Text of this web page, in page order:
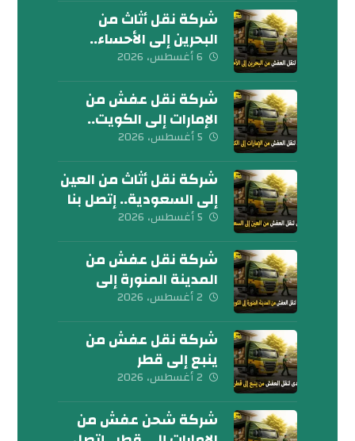
شركة نقل أثاث من
البحرين إلى الأحساء..
إتصل بنا الآن
6 أغسطس، 2026
شركة نقل عفش من
الإمارات إلى الكويت..
تواصل معنا الآن
5 أغسطس، 2026
شركة نقل أثاث من العين
إلى السعودية.. إتصل بنا
اليوم
5 أغسطس، 2026
شركة نقل عفش من
المدينة المنورة إلى
الكويت 0539600777
2 أغسطس، 2026
شركة نقل عفش من
ينبع إلى قطر
0539600777
2 أغسطس، 2026
شركة شحن عفش من